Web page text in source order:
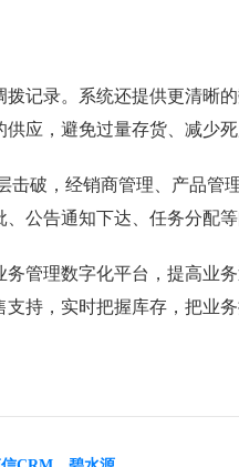
记录。系统还提供更清晰
应，避免过量存货、减少死
击破，经销商管理、产品管
公告通知下达、任务分配等
管理数字化平台，提高业
持，实时把握库存，把业务